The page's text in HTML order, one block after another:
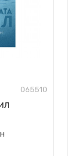
065510